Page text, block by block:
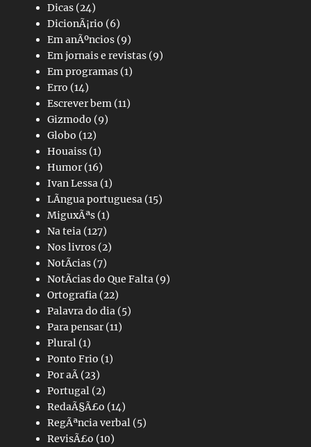
Dicas (24)
DicionÃ¡rio (6)
Em anÃºncios (9)
Em jornais e revistas (9)
Em programas (1)
Erro (14)
Escrever bem (11)
Gizmodo (9)
Globo (12)
Houaiss (1)
Humor(16)
Ivan Lessa (1)
LÃ­ngua portuguesa (15)
MiguxÃªs (1)
Na teia (127)
Nos livros (2)
NotÃ­cias (7)
NotÃ­cias do Que Falta (9)
Ortografia (22)
Palavra do dia (5)
Para pensar(11)
Plural (1)
Ponto Frio (1)
Por aÃ­ (23)
Portugal (2)
RedaÃ§Ã£o (14)
RegÃªncia verbal (5)
RevisÃ£o (10)